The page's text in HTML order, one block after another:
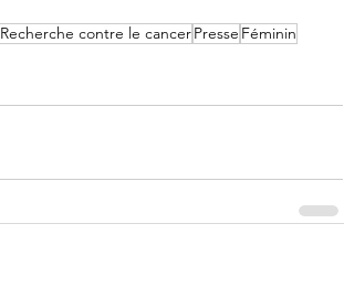
Recherche contre le cancerPresse Féminin